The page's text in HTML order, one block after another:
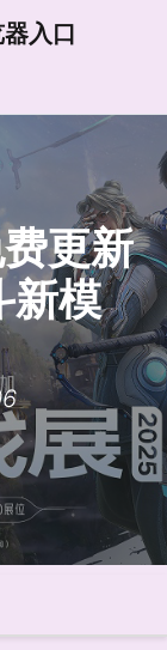
入口
更新
新模